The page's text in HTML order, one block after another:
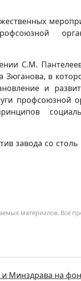
С.М.
Зюганова, в
и
профсоюзной
завода со
материалов. Все
Минздрава на